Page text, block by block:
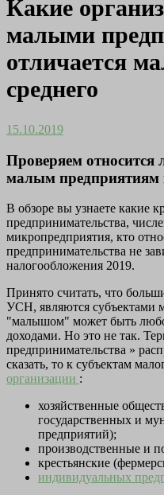
Какие
малыми
отличается
среднего
15.10.2019
Проверяем
малым предприятиям
В обзоре вы узнаете какие
предпринимательства,
микропредприятия, кто
предпринимательства не
налогообложения 2019.
Принято считать, что
УСН, являются субъектами
"малышом" может быть
доходами. Но это не так.
предпринимательства »
сказать, то к субъектам
организации :
хозяйственные
государственных и
предприятий);
производственные и
крестьянские
индивидуальных